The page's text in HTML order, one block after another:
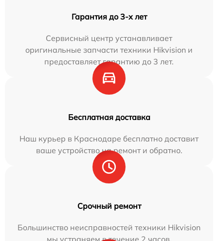
Гарантия до 3-х лет
Сервисный центр устанавливает
оригинальные запчасти техники Hikvision и
предоставляет гарантию до 3 лет.
Бесплатная доставка
Наш курьер в Краснодаре бесплатно доставит
ваше устройство на ремонт и обратно.
Срочный ремонт
Большинство неисправностей техники Hikvision